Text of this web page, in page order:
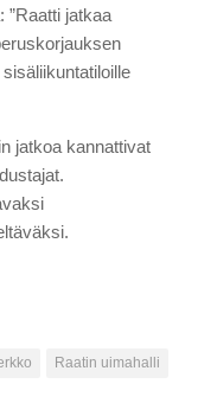
jatkaa
jatkoa kannattivat
Raatin uimahalli